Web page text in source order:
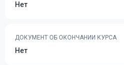
Нет
ДОКУМЕНТ ОБ ОКОНЧАНИИ КУРСА
Нет